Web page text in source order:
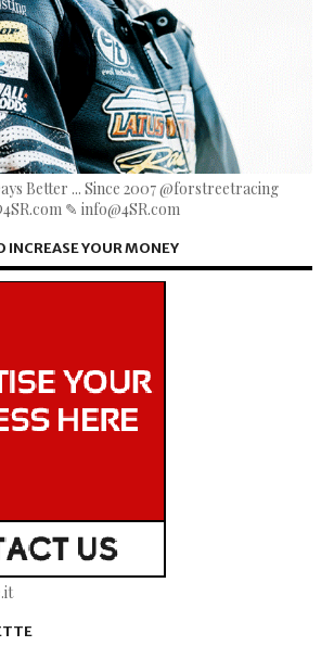
Better ... Since 2007 @forstreetracing
✎ info@4SR.com
YOUR MONEY